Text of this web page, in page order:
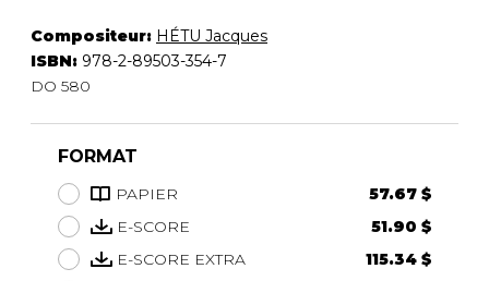
Compositeur: HÉTU Jacques
ISBN: 978-2-89503-354-7
DO 580
FORMAT
PAPIER
57.67 $
E-SCORE
51.90 $
E-SCORE EXTRA
115.34 $